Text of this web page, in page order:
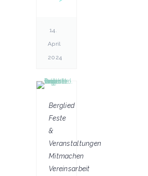
14.
April
2024
Berglied
Feste
&
Veranstaltungen
Mitmachen
Vereinsarbeit